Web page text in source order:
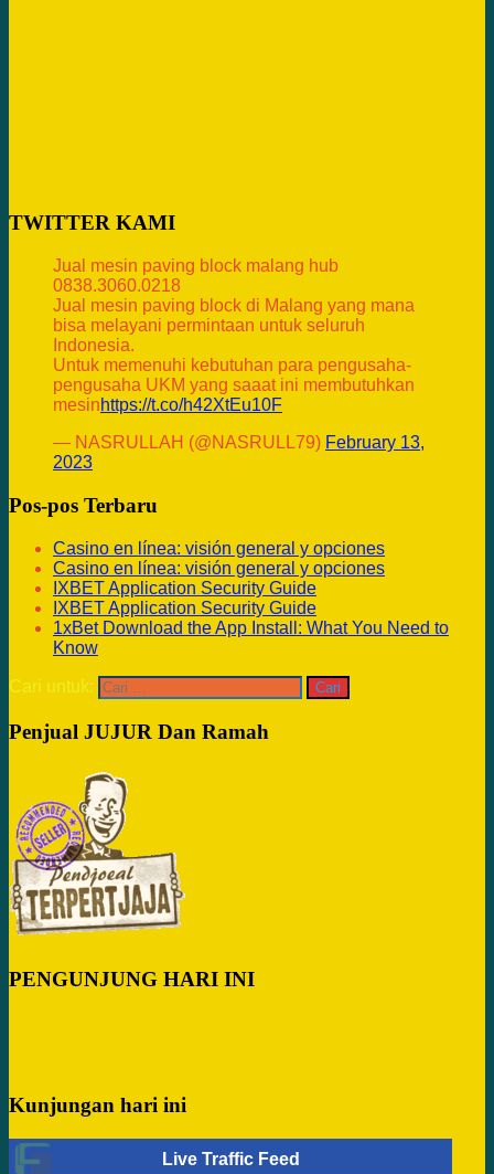
TWITTER KAMI
Jual mesin paving block malang hub
0838.3060.0218
Jual mesin paving block di Malang yang mana
bisa melayani permintaan untuk seluruh
Indonesia.
Untuk memenuhi kebutuhan para pengusaha-
pengusaha UKM yang saaat ini membutuhkan
mesinhttps://t.co/h42XtEu10F
— NASRULLAH (@NASRULL79) February 13,
2023
Pos-pos Terbaru
Casino en línea: visión general y opciones
Casino en línea: visión general y opciones
IXBET Application Security Guide
IXBET Application Security Guide
1xBet Download the App Install: What You Need to
Know
Cari untuk:
Penjual JUJUR Dan Ramah
PENGUNJUNG HARI INI
Kunjungan hari ini
Live Traffic Feed